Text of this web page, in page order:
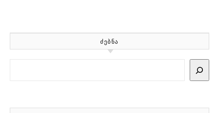
ᲫᲔᲑᲜᲐ